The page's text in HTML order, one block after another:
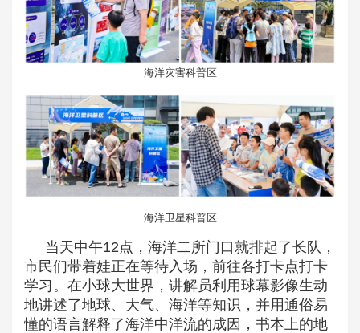
海洋灾害科普区
海洋卫星科普区
当天中午12点，海洋二所门口就排起了长队，
市民们带着娃正在等待入场，前往各打卡点打卡
学习。在小球大世界，讲解员利用球幕影像生动
地讲述了地球、大气、海洋等知识，并用通俗易
懂的语言解释了海洋中洋流的成因，书本上的地